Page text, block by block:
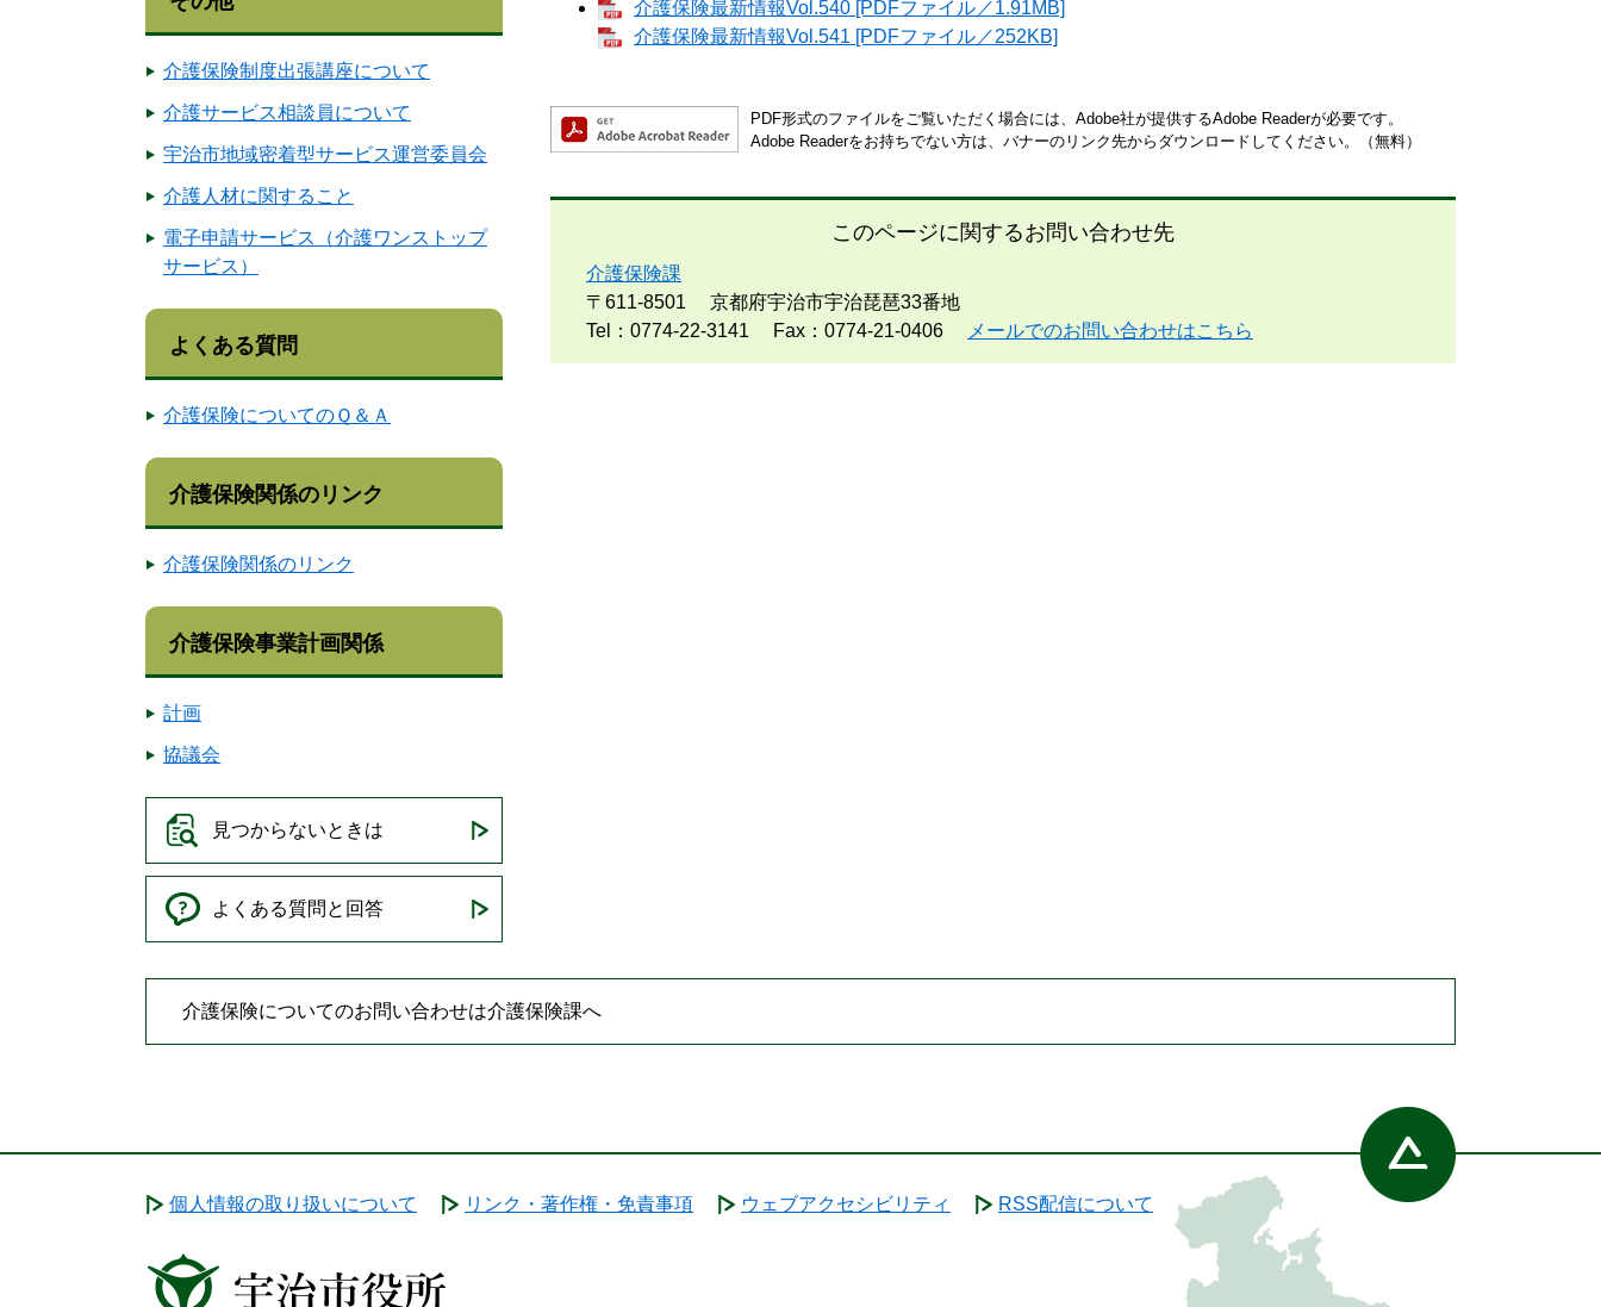
介護保険最新情報Vol.540 [PDFファイル／1.91MB]
介護保険最新情報Vol.541 [PDFファイル／252KB]
PDF形式のファイルをご覧いただく場合には、Adobe社が提供するAdobe Readerが必要です。
Adobe Readerをお持ちでない方は、バナーのリンク先からダウンロードしてください。（無料）
このページに関するお問い合わせ先
介護保険課
〒611-8501
京都府宇治市宇治琵琶33番地
Tel：0774-22-3141
Fax：0774-21-0406 メールでのお問い合わせはこちら
介護保険制度出張講座について
介護サービス相談員について
宇治市地域密着型サービス運営委員会
介護人材に関すること
電子申請サービス（介護ワンストップ
サービス）
よくある質問
介護保険についてのＱ＆Ａ
介護保険関係のリンク
介護保険関係のリンク
介護保険事業計画関係
計画
協議会
見つからないときは
よくある質問と回答
介護保険についてのお問い合わせは介護保険課へ
個人情報の取り扱いについて リンク・著作権・免責事項 ウェブアクセシビリティ RSS配信について